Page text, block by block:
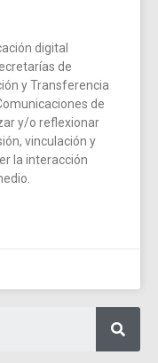
digital
de
y Transferencia
de
y/o reflexionar
vinculación y
la interacción